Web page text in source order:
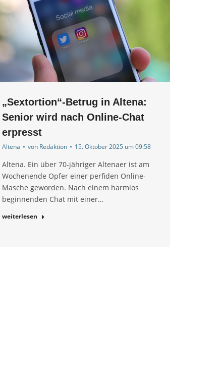
„Sextortion“-Betrug in Altena:
Senior wird nach Online-Chat
erpresst
Altena von Redaktion 15. Oktober 2025 um 09:58
Altena. Ein über 70-jähriger Altenaer ist am
Wochenende Opfer einer perfiden Online-
Masche geworden. Nach einem harmlos
beginnenden Chat mit einer…
weiterlesen